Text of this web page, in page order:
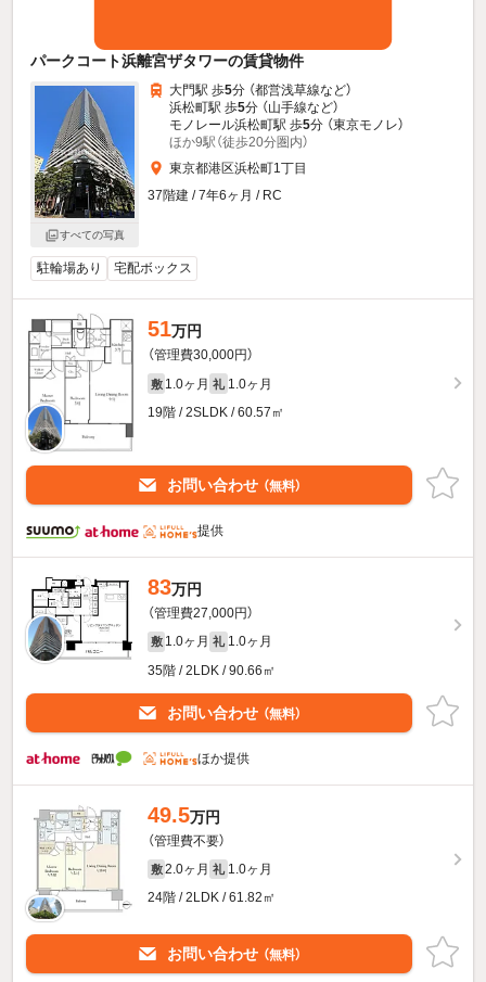
パークコート浜離宮ザタワーの賃貸物件
すべての写真
大門駅 歩5分 （都営浅草線など）
浜松町駅 歩5分 （山手線など）
モノレール浜松町駅 歩5分 （東京モノレ）
ほか9駅（徒歩20分圏内）
東京都港区浜松町1丁目
37階建 / 7年6ヶ月 / RC
駐輪場あり 宅配ボックス
51万円
（管理費30,000円）
敷 1.0ヶ月 礼 1.0ヶ月
19階 / 2SLDK / 60.57㎡
お問い合わせ （無料）
提供
83万円
（管理費27,000円）
敷 1.0ヶ月 礼 1.0ヶ月
35階 / 2LDK / 90.66㎡
お問い合わせ （無料）
ほか提供
49.5万円
（管理費不要）
敷 2.0ヶ月 礼 1.0ヶ月
24階 / 2LDK / 61.82㎡
お問い合わせ （無料）